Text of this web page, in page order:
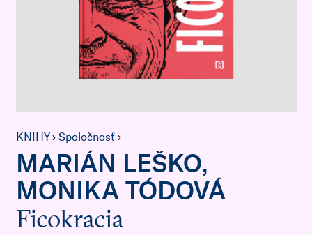
KNIHY› Spoločnosť›
MARIÁN LEŠKO,
MONIKA TÓDOVÁ
Ficokracia